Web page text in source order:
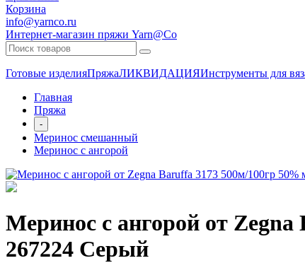
Корзина
info@yarnco.ru
Интернет-магазин пряжи Yarn@Co
Готовые изделияПряжаЛИКВИДАЦИЯИнструменты для
Главная
Пряжа
-
Меринос смешанный
Меринос с ангорой
Меринос с ангорой от
267224 Серый